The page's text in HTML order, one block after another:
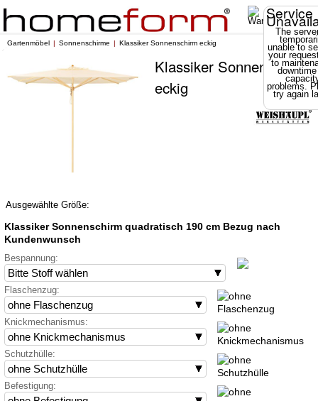
Service
The
unable to
your
to
problems.
try again
Gartenmöbel Sonnenschirme Klassiker Sonnenschirm eckig
Klassiker Sonnenschirm
eckig
Ausgewählte Größe:
Klassiker Sonnenschirm quadratisch 190 cm Bezug nach
Kundenwunsch
Bespannung:
Flaschenzug:
Knickmechanismus:
Schutzhülle:
Befestigung: